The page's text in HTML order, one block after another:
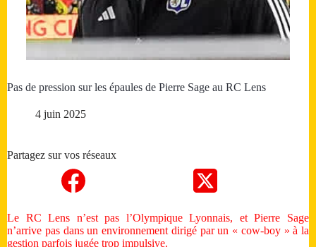
Pas de pression sur les épaules de Pierre Sage au RC Lens
4 juin 2025
Partagez sur vos réseaux
Le RC Lens n’est pas l’Olympique Lyonnais, et Pierre Sage
n’arrive pas dans un environnement dirigé par un « cow-boy » à la
gestion parfois jugée trop impulsive.